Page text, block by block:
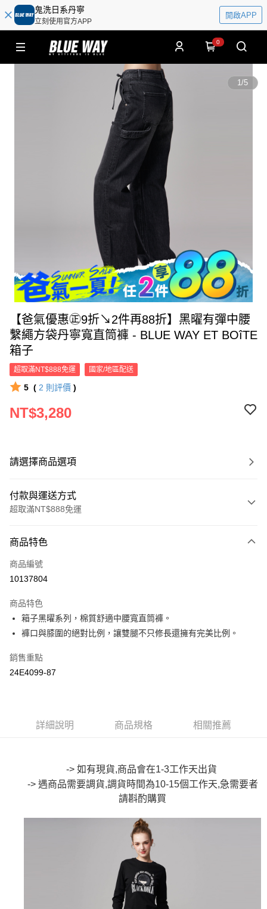
鬼洗日系丹寧
立刻使用官方APP
開啟APP
0
1/5
【爸氣優惠㊣9折↘2件再88折】黑曜有彈中腰
繫繩方袋丹寧寬直筒褲 - BLUE WAY ET BOîTE
箱子
超取滿NT$888免運 國家/地區配送
5 ( 2 則評價 )
NT$3,280
請選擇商品選項
付款與運送方式
超取滿NT$888免運
信用卡一次付款
超商取貨付款
Apple Pay
街口支付
悠遊付
大哥付你分期
1.本服務由台灣大哥大提供，台灣大哥大用戶可立即使用無須另外申請。
2.付款方式選擇「大哥付你分期」，訂單成立後會自動跳轉到大哥付的交易
流程，驗證手機門號後，選擇欲分期的期數、繳款截止日，確認付款後即完
4.訂單成立30分鐘內，如未前往確認交易或遇審核未通過，訂單將自動取
消。如遇「轉專審核」未通過狀況，表示未達大哥付你分期系統評分，恕無
1.分期款項不併入電信帳單，「大哥付你分期」於每月結算日後寄送繳費提
2.透過簡訊連結打開帳單後，可選擇「超商條碼／台灣大直營門市／銀行轉
帳／街口支付／iPASS MONEY」等通路繳費。
相關說明
【關於「AFTEE先享後付」】
AFTEE先享後付是「在收到商品之後才付款」的支付方式。 讓您購物簡單
１．簡單：不需註冊會員、不需綁卡、不需儲值。
２．便利：只要手機號碼，簡訊認證，即可結帳。
３．安心：先確認商品／服務後，再付款。
【「AFTEE先享後付」結帳流程】
１．於結帳方式選擇「AFTEE先享後付」後，將跳轉至「AFTEE先享後付」
結帳頁面，進行簡訊認證並確認金額後，即可完成結帳。
２．訂單成立數日內，您將收到繳費通知簡訊。
每筆NT$80，滿NT$888(含以上)免運費
每筆NT$80，滿NT$888(含以上)免運費
商品特色
商品編號
10137804
商品特色
箱子黑曜系列，棉質舒適中腰寬直筒褲。
褲口與膝圍的絕對比例，讓雙腿不只修長還擁有完美比例。
銷售重點
24E4099-87
詳細說明 商品規格 相關推薦
-> 如有現貨,商品會在1-3工作天出貨
-> 遇商品需要調貨,調貨時間為10-15個工作天,急需要者
請斟酌購買